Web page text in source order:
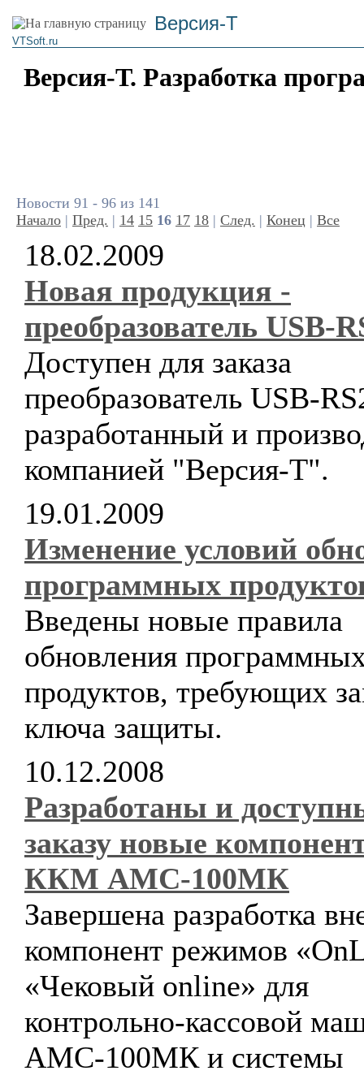
Версия-Т
VTSoft.ru
Версия-Т. Разработка
Новости 91 - 96 из 141
Начало | Пред. | 14 15 16 17 18 | След. | Конец | Все
18.02.2009
Новая продукция -
преобразователь USB-
Доступен для заказа
преобразователь USB-
разработанный и
компанией "Версия-Т".
19.01.2009
Изменение условий
программных
Введены новые правила
обновления
продуктов, требующих
ключа защиты.
10.12.2008
Разработаны и
заказу новые
ККМ АМС-100МК
Завершена разработка
компонент режимов
«Чековый online» для
контрольно-кассовой
АМС-100МК и системы